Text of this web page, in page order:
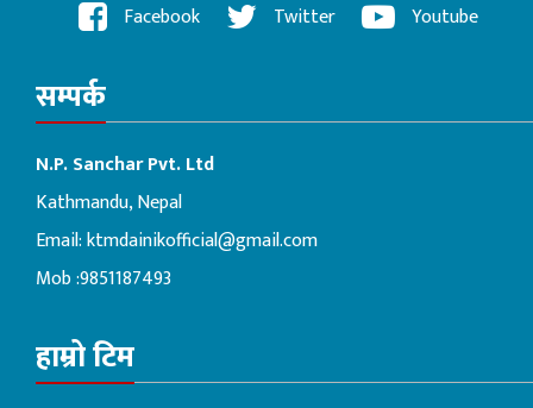
Facebook Twitter Youtube
सम्पर्क
N.P. Sanchar Pvt. Ltd
Kathmandu, Nepal
Email:ktmdainikofficial@gmail.com
Mob :9851187493
हाम्रो टिम